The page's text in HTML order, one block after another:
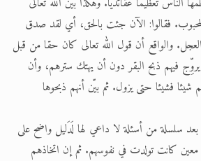
فقالوا: الآن جئت بالحق، أي لقد صدق
والواقع أن قول الله تعالى كان حقا من قبل
فيهم ذبح البقر دون أن يهتك سترهم، وأن
فشيئا حتى يزول. ثم بيّن أنهم ذبحوها
سلسلة من أسئلة لا داعي لها لَدَليل واضح على
كانت تولدت في نفوسهم. ثم إن اتخاذهم